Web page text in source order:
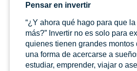
Pensar en invertir
“¿Y ahora qué hago para que
más?” Invertir no es solo para
quienes tienen grandes montos
una forma de acercarse a
estudiar, emprender, viajar o